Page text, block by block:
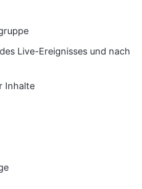
Live-Ereignisses und nach
Inhalte